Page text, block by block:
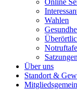
Online
Wahlen
Satzungen
Über uns
Standort &